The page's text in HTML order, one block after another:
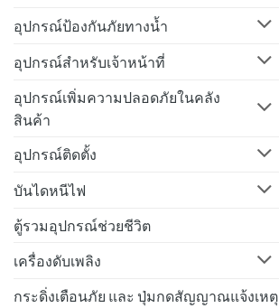
อุปกรณ์ป้องกันภัยทางน้ำ
อุปกรณ์สำหรับเจ้าหน้าที่
อุปกรณ์เพิ่มความปลอดภัยในคลัง
สินค้า
อุปกรณ์ติดตั้ง
บันไดหนีไฟ
ตู้รวมอุปกรณ์ช่วยชีวิต
เครื่องดับเพลิง
กระดิ่งเตือนภัย และ ปุ่มกดสัญญาณแจ้งเหตุ